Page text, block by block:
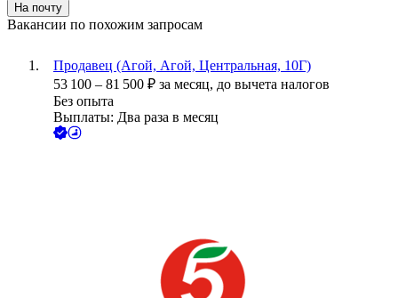
На почту
Вакансии по похожим запросам
Продавец (Агой, Агой, Центральная, 10Г)
53 100 – 81 500 ₽ за месяц, до вычета налогов
Без опыта
Выплаты: Два раза в месяц